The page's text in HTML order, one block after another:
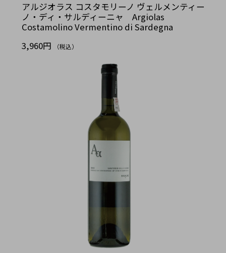
アルジオラス コスタモリーノ ヴェルメンティー
ノ・ディ・サルディーニャ Argiolas
Costamolino Vermentino di Sardegna
3,960円
（税込）